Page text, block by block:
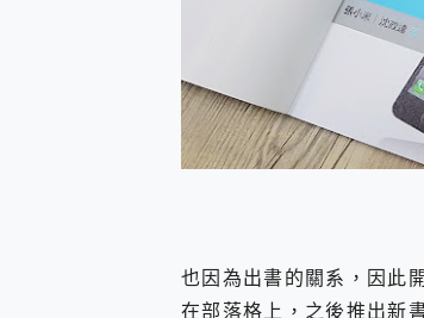
也因為出書的關系，因此
在部落格上，之後推出新